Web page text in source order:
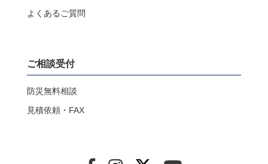
よくあるご質問
ご相談受付
防災無料相談
見積依頼・FAX